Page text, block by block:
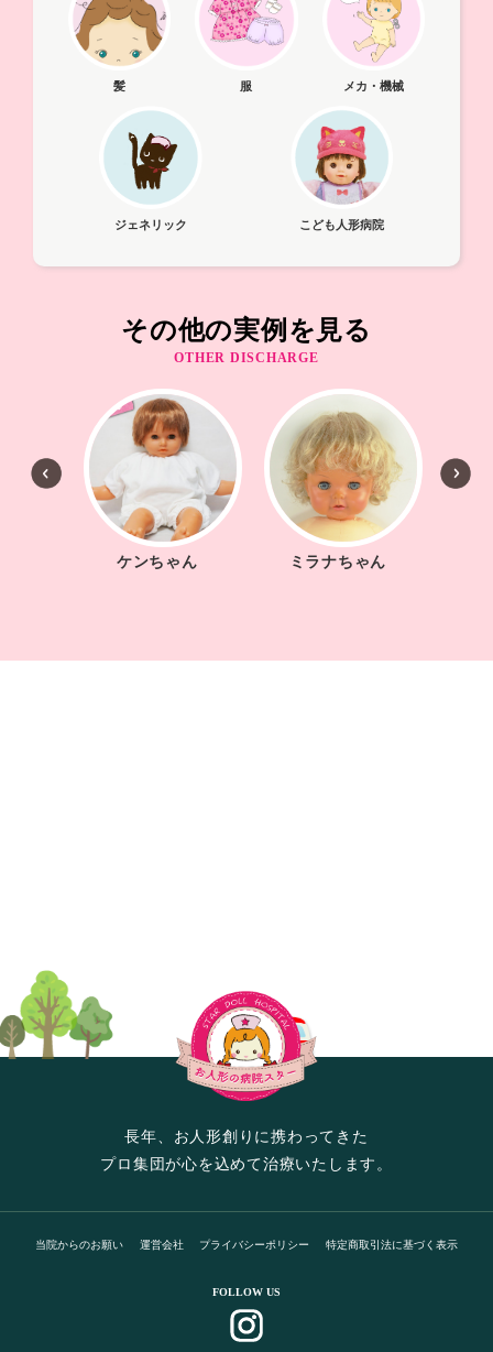
髪 服 メカ・機械
ジェネリック こども人形病院
その他の実例を見る
OTHER DISCHARGE
ケンちゃん ミラナちゃん
長年、お人形創りに携わってきた
プロ集団が心を込めて治療いたします。
当院からのお願い 運営会社 プライバシーポリシー 特定商取引法に基づく表示
FOLLOW US